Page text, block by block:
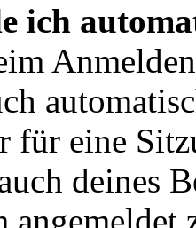
ich
für eine
deines